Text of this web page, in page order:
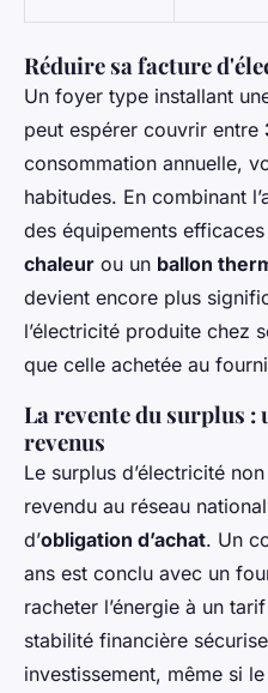
Réduire sa facture
Un foyer type installant
peut espérer couvrir entre
consommation annuelle,
habitudes. En combinant
des équipements
chaleur ou un ballon
devient encore plus
l’électricité produite chez
que celle achetée au
La revente du surplus :
revenus
Le surplus d’électricité
revendu au réseau
d’obligation d’achat. Un
ans est conclu avec un
racheter l’énergie à un
stabilité financière
investissement, même si